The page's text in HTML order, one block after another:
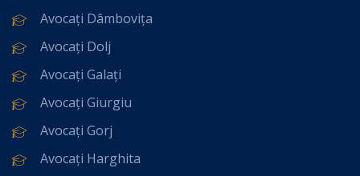
Avocați Dâmbovița
Avocați Dolj
Avocați Galați
Avocați Giurgiu
Avocați Gorj
Avocați Harghita